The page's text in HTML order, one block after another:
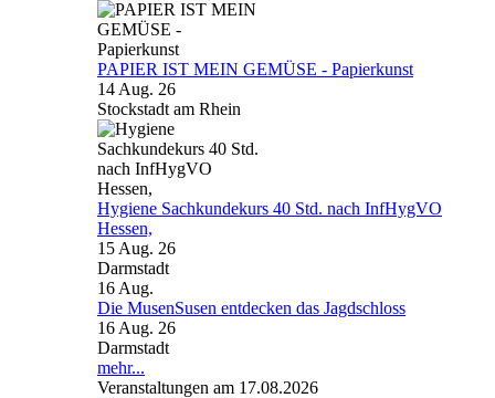
PAPIER IST MEIN GEMÜSE - Papierkunst
14 Aug. 26
Stockstadt am Rhein
Hygiene Sachkundekurs 40 Std. nach InfHygVO
Hessen,
15 Aug. 26
Darmstadt
16 Aug.
Die MusenSusen entdecken das Jagdschloss
16 Aug. 26
Darmstadt
mehr...
Veranstaltungen am 17.08.2026